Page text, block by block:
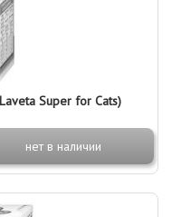
Super for Cats)
нет в наличии